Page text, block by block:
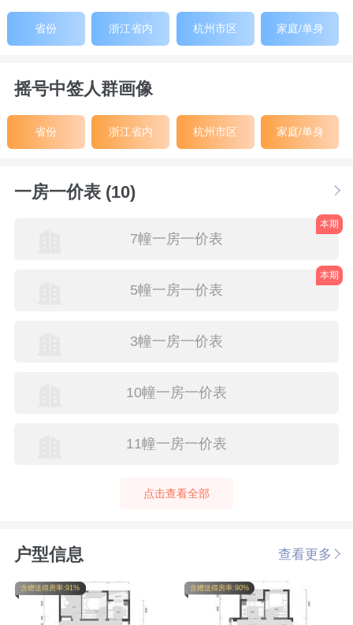
省份 浙江省内 杭州市区 家庭/单身
摇号中签人群画像
省份 浙江省内 杭州市区 家庭/单身
一房一价表 (10)
7幢一房一价表
本期
5幢一房一价表
本期
3幢一房一价表
10幢一房一价表
11幢一房一价表
点击查看全部
户型信息 查看更多
含赠送得房率:91% 含赠送得房率:90%